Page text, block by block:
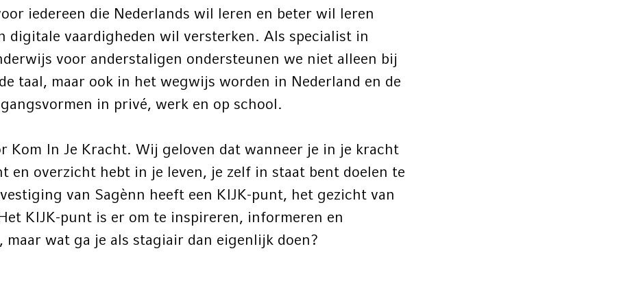
iedereen die Nederlands wil leren en beter wil leren
digitale vaardigheden wil versterken. Als specialist in
voor anderstaligen ondersteunen we niet alleen bij
taal, maar ook in het wegwijs worden in Nederland en de
in privé, werk en op school.
Kom In Je Kracht. Wij geloven dat wanneer je in je kracht
en overzicht hebt in je leven, je zelf in staat bent doelen te
van Sagènn heeft een KIJK-punt, het gezicht van
KIJK-punt is er om te inspireren, informeren en
maar wat ga je als stagiair dan eigenlijk doen?